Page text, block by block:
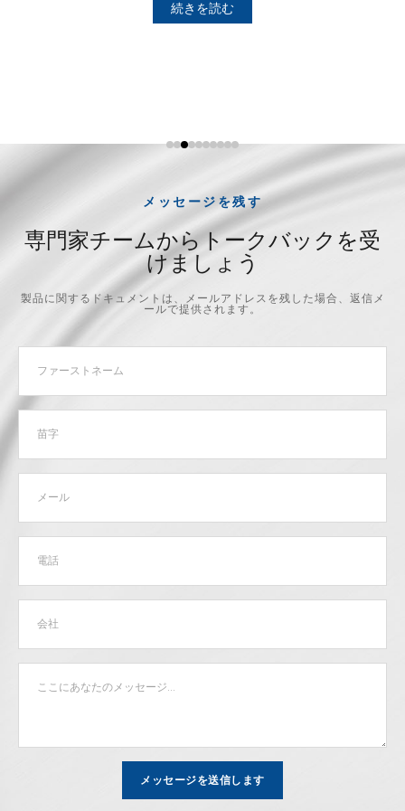
続きを読む
メッセージを残す
専門家チームからトークバックを受
けましょう
製品に関するドキュメントは、メールアドレスを残した場合、返信メ
ールで提供されます。
メッセージを送信します